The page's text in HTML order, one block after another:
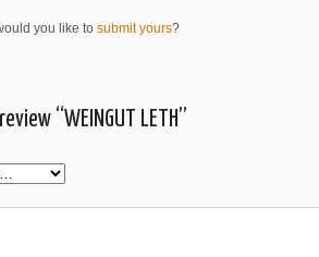
you like to submit yours?
“WEINGUT LETH”